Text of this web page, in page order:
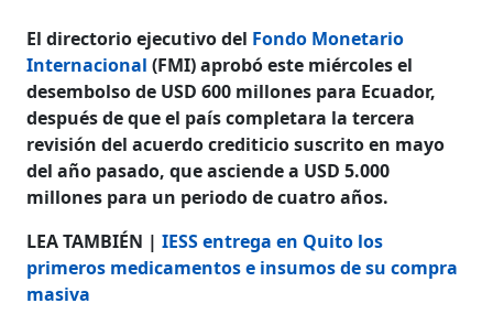
El directorio ejecutivo del Fondo Monetario
Internacional (FMI) aprobó este miércoles el
desembolso de USD 600 millones para Ecuador,
después de que el país completara la tercera
revisión del acuerdo crediticio suscrito en mayo
del año pasado, que asciende a USD 5.000
millones para un periodo de cuatro años.
LEA TAMBIÉN |IESS entrega en Quito los
primeros medicamentos e insumos de su compra
masiva